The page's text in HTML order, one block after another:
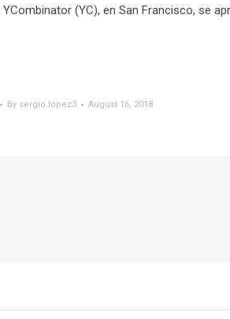
(YC), en San Francisco, se
By sergio.lopez3 August 16, 2018